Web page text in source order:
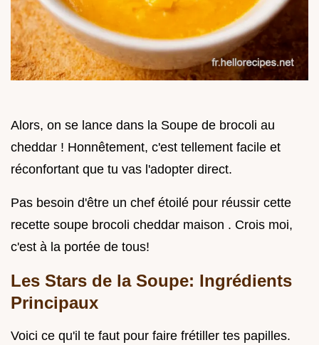
Alors, on se lance dans la Soupe de brocoli au
cheddar ! Honnêtement, c'est tellement facile et
réconfortant que tu vas l'adopter direct.
Pas besoin d'être un chef étoilé pour réussir cette
recette soupe brocoli cheddar maison . Crois moi,
c'est à la portée de tous!
Les Stars de la Soupe: Ingrédients
Principaux
Voici ce qu'il te faut pour faire frétiller tes papilles.